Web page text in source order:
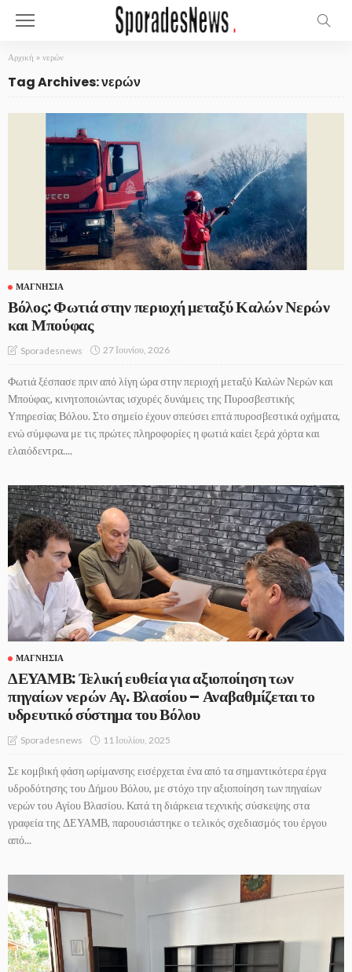
Αρχική » νερών
Tag Archives: νερών
ΜΑΓΝΗΣΊΑ
Βόλος: Φωτιά στην περιοχή μεταξύ Καλών Νερών
και Μπούφας
Sporadesnews 27 Ιουνίου, 2026
Φωτιά ξέσπασε πριν από λίγη ώρα στην περιοχή μεταξύ Καλών Νερών και
Μπούφας, κινητοποιώντας ισχυρές δυνάμεις της Πυροσβεστικής
Υπηρεσίας Βόλου. Στο σημείο έχουν σπεύσει επτά πυροσβεστικά οχήματα,
ενώ σύμφωνα με τις πρώτες πληροφορίες η φωτιά καίει ξερά χόρτα και
ελαιόδεντρα....
ΜΑΓΝΗΣΊΑ
ΔΕΥΑΜΒ: Τελική ευθεία για αξιοποίηση των
πηγαίων νερών Αγ. Βλασίου – Αναβαθμίζεται το
υδρευτικό σύστημα του Βόλου
Sporadesnews 11 Ιουλίου, 2025
Σε κομβική φάση ωρίμανσης εισέρχεται ένα από τα σημαντικότερα έργα
υδροδότησης του Δήμου Βόλου, με στόχο την αξιοποίηση των πηγαίων
νερών του Αγίου Βλασίου. Κατά τη διάρκεια τεχνικής σύσκεψης στα
γραφεία της ΔΕΥΑΜΒ, παρουσιάστηκε ο τελικός σχεδιασμός του έργου
από...